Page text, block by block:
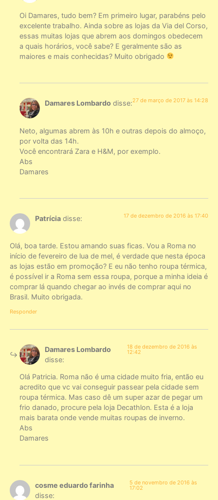
Oi Damares, tudo bem? Em primeiro lugar, parabéns pelo
excelente trabalho. Ainda sobre as lojas da Via del Corso,
essas muitas lojas que abrem aos domingos obedecem
a quais horários, você sabe? E geralmente são as
maiores e mais conhecidas? Muito obrigado
Damares Lombardo disse:27 de março de 2017 às 14:28
Neto, algumas abrem às 10h e outras depois do almoço,
por volta das 14h.
Você encontrará Zara e H&M, por exemplo.
Abs
Damares
Patrícia disse: 17 de dezembro de 2016 às 17:40
Olá, boa tarde. Estou amando suas ficas. Vou a Roma no
início de fevereiro de lua de mel, é verdade que nesta época
as lojas estão em promoção? E eu não tenho roupa térmica,
é possível ir a Roma sem essa roupa, porque a minha ideia é
comprar lá quando chegar ao invés de comprar aqui no
Brasil. Muito obrigada.
Responder
Damares Lombardo
disse:
18 de dezembro de 2016 às
12:42
Olá Patricia. Roma não é uma cidade muito fria, então eu
acredito que vc vai conseguir passear pela cidade sem
roupa térmica. Mas caso dê um super azar de pegar um
frio danado, procure pela loja Decathlon. Esta é a loja
mais barata onde vende muitas roupas de inverno.
Abs
Damares
cosme eduardo farinha
disse:
5 de novembro de 2016 às
17:02